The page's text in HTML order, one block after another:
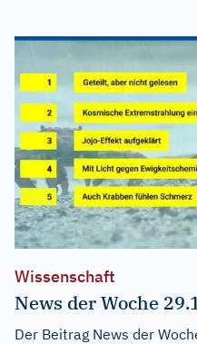
Wissenschaft
News der Woche
Der Beitrag News der